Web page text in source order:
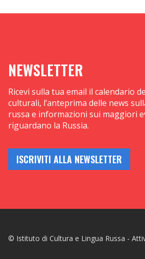
NEWSLETTER
Ricevi sulla tua email il calendario
culturali, l’anteprima delle news
russa e informazioni sui maggiori
riguardano la Russia.
ISCRIVITI ALLA NEWSLETTER
© Istituto di Cultura e Lingua Russa -